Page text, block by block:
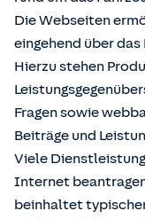
Die Webseiten
eingehend über
Hierzu stehen
Fragen sowie
Beiträge und
Viele
Internet
beinhaltet